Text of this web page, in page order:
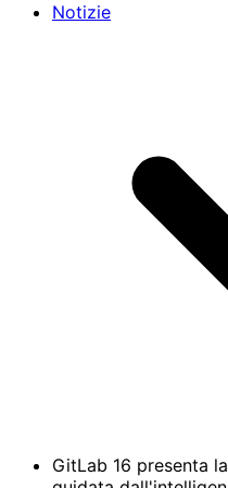
Notizie
GitLab 16 presenta